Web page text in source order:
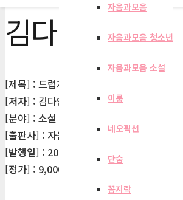
자음과모음
자음과모음 청소년
자음과모음 소설
이룸
네오픽션
단숨
꼼지락
김다인
[제목] : 드럽게 섹시한 그놈 1
[저자] : 김다인
[분야] : 소설
[출판사] : 자음과모음
[발행일] : 2003-09-08
[정가] : 9,000원